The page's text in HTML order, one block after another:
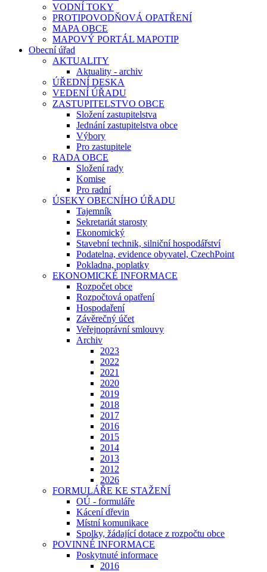
VODNÍ TOKY
PROTIPOVODŇOVÁ OPATŘENÍ
MAPA OBCE
MAPOVÝ PORTÁL MAPOTIP
Obecní úřad
AKTUALITY
Aktuality - archiv
ÚŘEDNÍ DESKA
VEDENÍ ÚŘADU
ZASTUPITELSTVO OBCE
Složení zastupitelstva
Jednání zastupitelstva obce
Výbory
Pro zastupitele
RADA OBCE
Složení rady
Komise
Pro radní
ÚSEKY OBECNÍHO ÚŘADU
Tajemník
Sekretariát starosty
Ekonomický
Stavební technik, silniční hospodářství
Podatelna, evidence obyvatel, CzechPoint
Pokladna, poplatky
EKONOMICKÉ INFORMACE
Rozpočet obce
Rozpočtová opatření
Hospodaření
Závěrečný účet
Veřejnoprávní smlouvy
Archiv
2023
2022
2021
2020
2019
2018
2017
2016
2015
2014
2013
2012
2026
FORMULÁŘE KE STAŽENÍ
OÚ - formuláře
Kácení dřevin
Místní komunikace
Spolky, žádající dotace z rozpočtu obce
POVINNÉ INFORMACE
Poskytnuté informace
2016